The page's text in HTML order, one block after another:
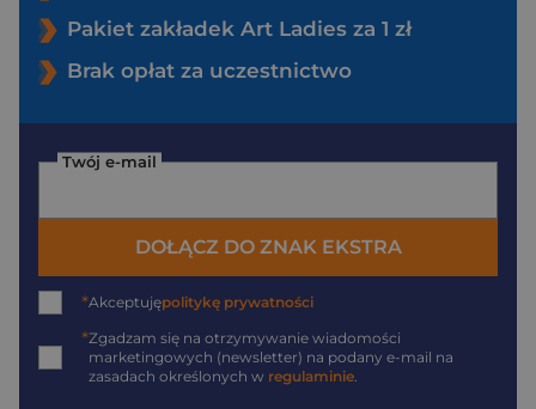
Pakiet zakładek Art Ladies za 1 zł
Brak opłat za uczestnictwo
Twój e-mail
DOŁĄCZ DO ZNAK EKSTRA
*Akceptujępolitykę prywatności
*Zgadzam się na otrzymywanie wiadomości
marketingowych (newsletter) na podany e-mail na
zasadach określonych w regulaminie